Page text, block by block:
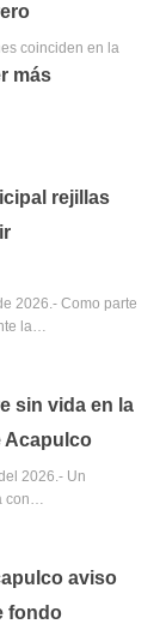
coinciden en la
más
rejillas
2026.- Como parte
la…
sin vida en la
Acapulco
2026.- Un
con…
aviso
fondo